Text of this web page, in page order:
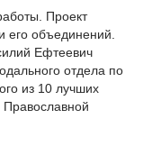
Проект
его объединений.
Ефтеевич
отдела по
из 10 лучших
Православной